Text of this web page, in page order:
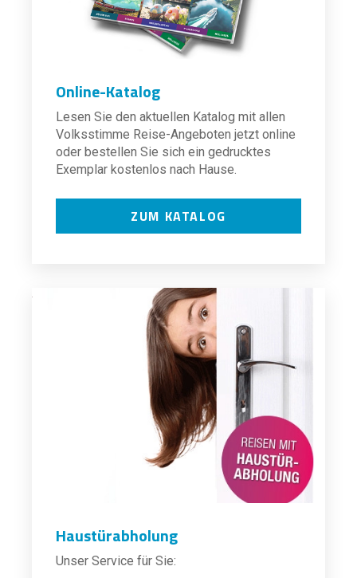
Online-Katalog
Lesen Sie den aktuellen Katalog mit allen
Volksstimme Reise-Angeboten jetzt online
oder bestellen Sie sich ein gedrucktes
Exemplar kostenlos nach Hause.
ZUM KATALOG
Haustürabholung
Unser Service für Sie: